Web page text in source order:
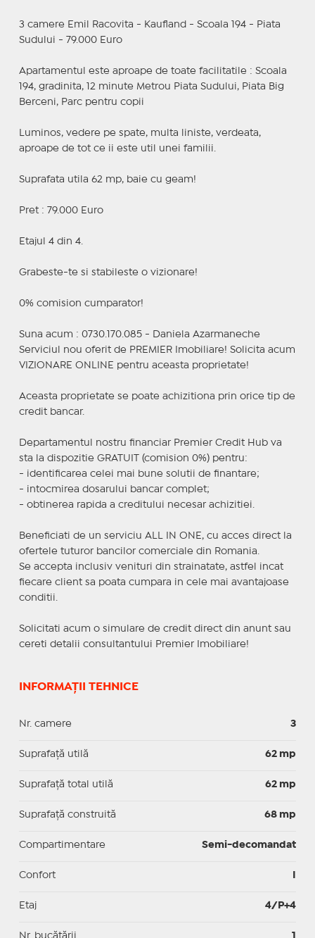
3 camere Emil Racovita - Kaufland - Scoala 194 - Piata
Sudului - 79.000 Euro
Apartamentul este aproape de toate facilitatile : Scoala
194, gradinita, 12 minute Metrou Piata Sudului, Piata Big
Berceni, Parc pentru copii
Luminos, vedere pe spate, multa liniste, verdeata,
aproape de tot ce ii este util unei familii.
Suprafata utila 62 mp, baie cu geam!
Pret : 79.000 Euro
Etajul 4 din 4.
Grabeste-te si stabileste o vizionare!
0% comision cumparator!
Suna acum : 0730.170.085 - Daniela Azarmaneche
Serviciul nou oferit de PREMIER Imobiliare! Solicita acum
VIZIONARE ONLINE pentru aceasta proprietate!
Aceasta proprietate se poate achizitiona prin orice tip de
credit bancar.
Departamentul nostru financiar Premier Credit Hub va
sta la dispozitie GRATUIT (comision 0%) pentru:
- identificarea celei mai bune solutii de finantare;
- intocmirea dosarului bancar complet;
- obtinerea rapida a creditului necesar achizitiei.
Beneficiati de un serviciu ALL IN ONE, cu acces direct la
ofertele tuturor bancilor comerciale din Romania.
Se accepta inclusiv venituri din strainatate, astfel incat
fiecare client sa poata cumpara in cele mai avantajoase
conditii.
Solicitati acum o simulare de credit direct din anunt sau
cereti detalii consultantului Premier Imobiliare!
INFORMAȚII TEHNICE
Nr. camere 3
Suprafaţă utilă 62 mp
Suprafaţă total utilă 62 mp
Suprafaţă construită 68 mp
Compartimentare Semi-decomandat
Confort
Etaj 4/P+4
Nr. bucătării 1